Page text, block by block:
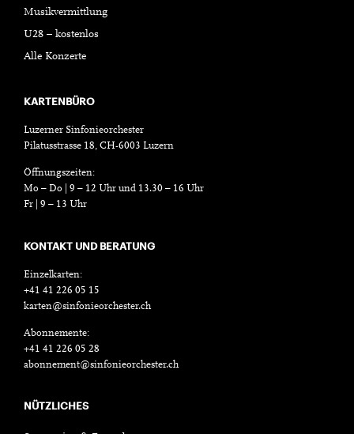
Musikvermittlung
U28 – kostenlos
Alle Konzerte
KARTENBÜRO
Luzerner Sinfonieorchester
Pilatusstrasse 18, CH-6003 Luzern
Öffnungszeiten:
Mo – Do | 9 – 12 Uhr und 13.30 – 16 Uhr
Fr | 9 – 13 Uhr
KONTAKT UND BERATUNG
Einzelkarten:
+41 41 226 05 15
karten@sinfonieorchester.ch
Abonnemente:
+41 41 226 05 28
abonnement@sinfonieorchester.ch
NÜTZLICHES